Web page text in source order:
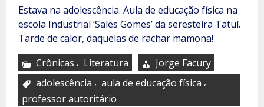
Estava na adolescência. Aula de educação física na
escola Industrial ‘Sales Gomes’ da seresteira Tatuí.
Tarde de calor, daquelas de rachar mamona!
Crônicas , Literatura
Jorge Facury
adolescência , aula de educação física ,
professor autoritário